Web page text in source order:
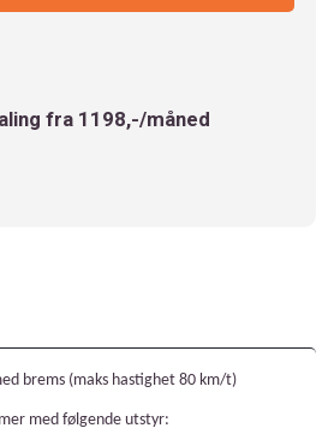
fra 1198,-/måned
brems (maks hastighet 80 km/t)
med følgende utstyr: